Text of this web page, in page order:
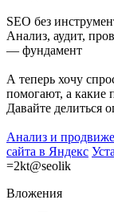
SEO без
Анализ, аудит,
— фундамент
А теперь хочу
помогают, а какие
Давайте делиться
Анализ и
сайта в Яндекс
=2kt@seolik
Вложения